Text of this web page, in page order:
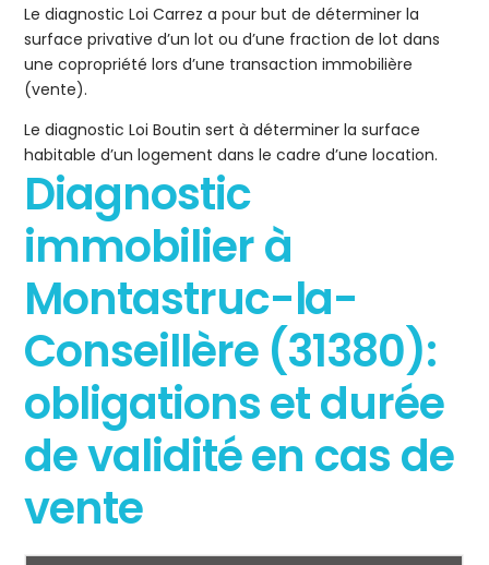
Le diagnostic Loi Carrez a pour but de déterminer la
surface privative d’un lot ou d’une fraction de lot dans
une copropriété lors d’une transaction immobilière
(vente).
Le diagnostic Loi Boutin sert à déterminer la surface
habitable d’un logement dans le cadre d’une location.
Diagnostic
immobilier à
Montastruc-la-
Conseillère (31380):
obligations et durée
de validité en cas de
vente